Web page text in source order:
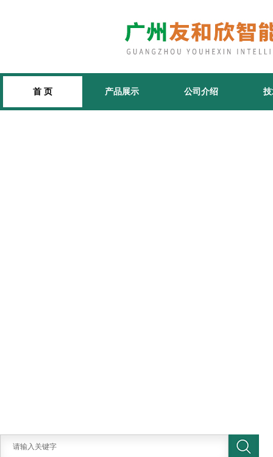
首 页 产品展示 公司介绍